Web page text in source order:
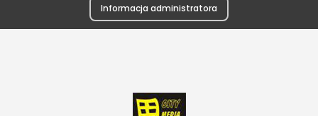
Informacja administratora